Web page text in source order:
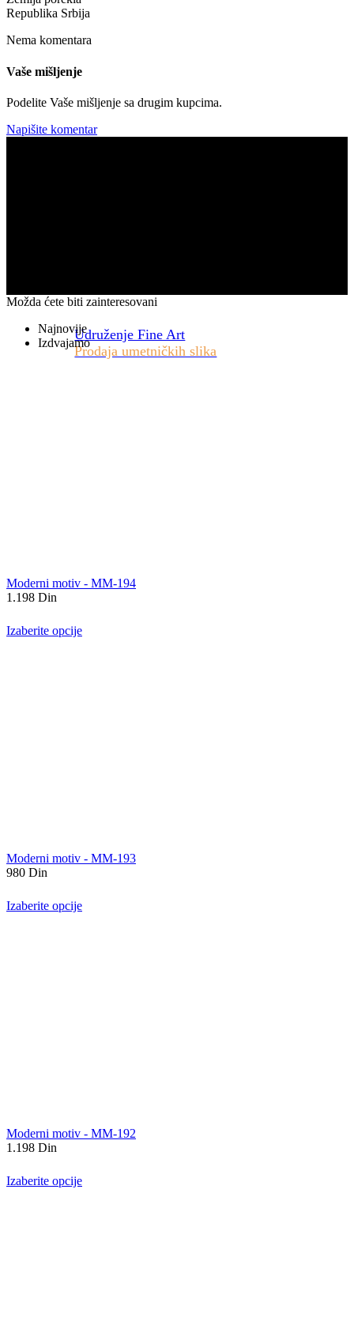
Republika Srbija
Nema komentara
Vaše mišljenje
Podelite Vaše mišljenje sa drugim kupcima.
Napišite komentar
Udruženje Fine Art
Prodaja umetničkih slika
Možda ćete biti zainteresovani
Najnovije
Izdvajamo
Moderni motiv - MM-194
1.198 Din
Izaberite opcije
Moderni motiv - MM-193
980 Din
Izaberite opcije
Moderni motiv - MM-192
1.198 Din
Izaberite opcije